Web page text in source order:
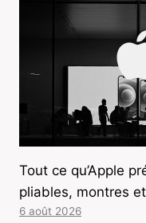
Tout ce qu’Apple
pliables, montres
6 août 2026